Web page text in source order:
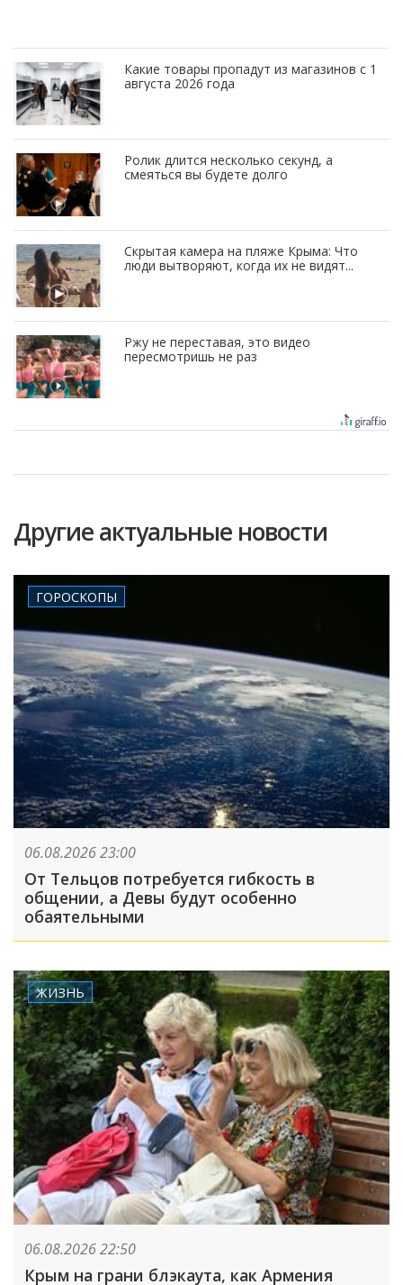
Какие товары пропадут из магазинов с 1
августа 2026 года
Ролик длится несколько секунд, а
смеяться вы будете долго
Скрытая камера на пляже Крыма: Что
люди вытворяют, когда их не видят...
Ржу не переставая, это видео
пересмотришь не раз
Другие актуальные новости
ГОРОСКОПЫ
06.08.2026 23:00
От Тельцов потребуется гибкость в
общении, а Девы будут особенно
обаятельными
ЖИЗНЬ
06.08.2026 22:50
Крым на грани блэкаута, как Армения